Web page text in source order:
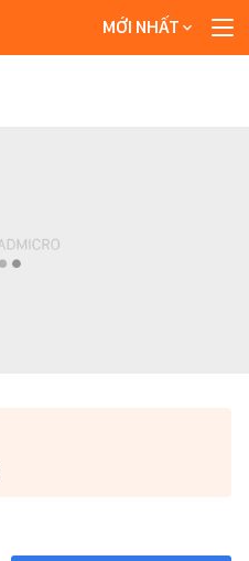
MỚI NHẤT